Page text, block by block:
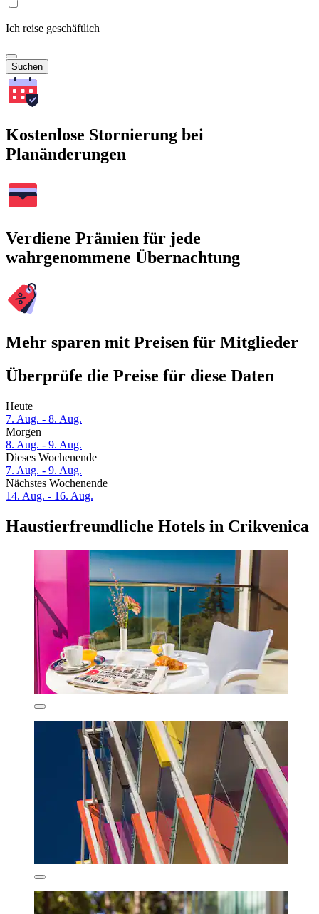
Ich reise geschäftlich
Suchen
Kostenlose Stornierung bei
Planänderungen
Verdiene Prämien für jede
wahrgenommene Übernachtung
Mehr sparen mit Preisen für Mitglieder
Überprüfe die Preise für diese Daten
Heute
7. Aug. - 8. Aug.
Morgen
8. Aug. - 9. Aug.
Dieses Wochenende
7. Aug. - 9. Aug.
Nächstes Wochenende
14. Aug. - 16. Aug.
Haustierfreundliche Hotels in Crikvenica